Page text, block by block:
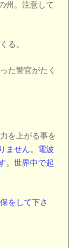
州。注意して
る。
た警官がたく
を上がる事を
ません。電波
。世界中で起
をして下さ